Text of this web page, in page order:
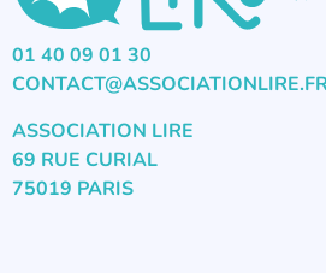
01 40 09 01 30
CONTACT@ASSOCIATIONLIRE.FR
ASSOCIATION LIRE
69 RUE CURIAL
75019 PARIS